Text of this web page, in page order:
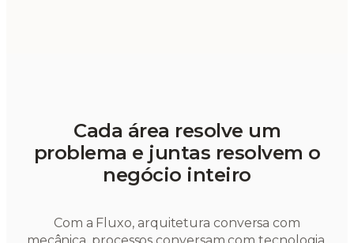
Cada área resolve um
problema e juntas resolvem o
negócio inteiro
Com a Fluxo, arquitetura conversa com